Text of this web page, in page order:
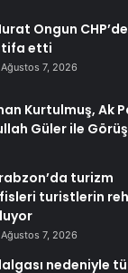
Ongun
etti
Ağustos 7, 2026
Kurtulmuş, Ak
Güler ile
turizm
turistlerin
Ağustos 7, 2026
nedeniyle